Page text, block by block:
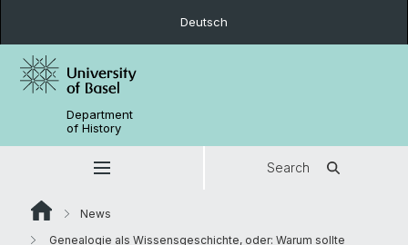
Deutsch
Department
of History
Search
News
Genealogie als Wissensgeschichte, oder: Warum sollte